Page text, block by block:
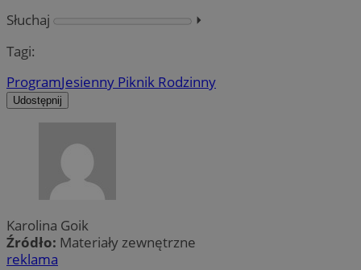
Słuchaj
⏵︎
Tagi:
ProgramJesienny Piknik Rodzinny
Udostępnij
Karolina Goik
Źródło: Materiały zewnętrzne
reklama